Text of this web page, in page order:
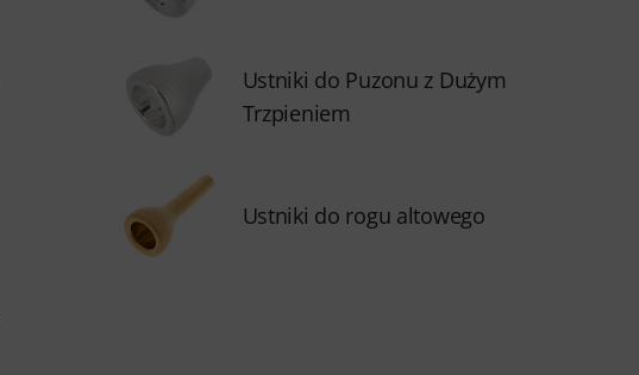
Ustniki do Puzonu z Dużym
Trzpieniem
Ustniki do rogu altowego